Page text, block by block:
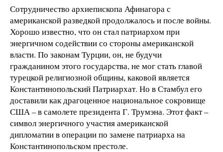
Сотрудничество архиепископа Афинагора с
американской разведкой продолжалось и после войны.
Хорошо известно, что он стал патриархом при
энергичном содействии со стороны американской
власти. По законам Турции, он, не будучи
гражданином этого государства, не мог стать главой
турецкой религиозной общины, каковой является
Константинопольский Патриархат. Но в Стамбул его
доставили как драгоценное национальное сокровище
США – в самолете президента Г. Трумэна. Этот факт –
символ энергичного участия американской
дипломатии в операции по замене патриарха на
Константинопольском престоле.